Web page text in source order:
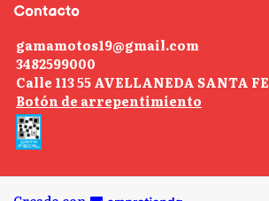
Contacto
gamamotos19@gmail.com
3482599000
Calle 113 55 AVELLANEDA SANTA FE
Botón de arrepentimiento